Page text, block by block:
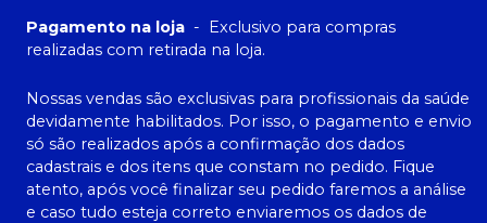
Pagamento na loja - Exclusivo para compras
realizadas com retirada na loja.
Nossas vendas são exclusivas para profissionais da saúde
devidamente habilitados. Por isso, o pagamento e envio
só são realizados após a confirmação dos dados
cadastrais e dos itens que constam no pedido. Fique
atento, após você finalizar seu pedido faremos a análise
e caso tudo esteja correto enviaremos os dados de